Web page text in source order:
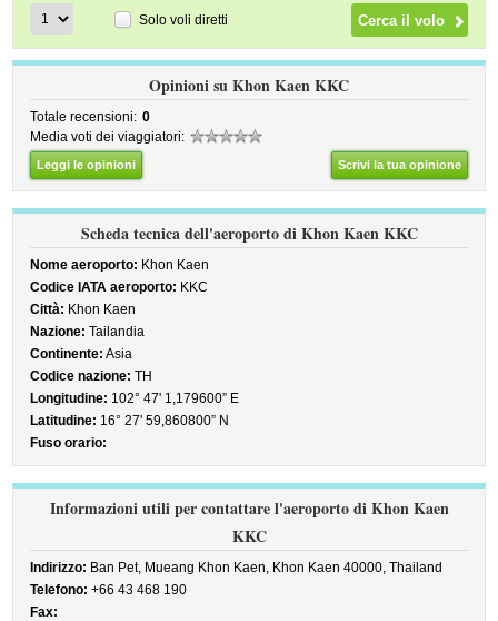
Solo voli diretti
Opinioni su Khon Kaen KKC
Totale recensioni: 0
Media voti dei viaggiatori:
Leggi le opinioni Scrivi la tua opinione
Scheda tecnica dell'aeroporto di Khon Kaen KKC
Nome aeroporto: Khon Kaen
Codice IATA aeroporto: KKC
Città: Khon Kaen
Nazione: Tailandia
Continente: Asia
Codice nazione: TH
Longitudine: 102° 47' 1,179600” E
Latitudine: 16° 27' 59,860800” N
Fuso orario:
Informazioni utili per contattare l'aeroporto di Khon Kaen
KKC
Indirizzo: Ban Pet, Mueang Khon Kaen, Khon Kaen 40000, Thailand
Telefono: +66 43 468 190
Fax: